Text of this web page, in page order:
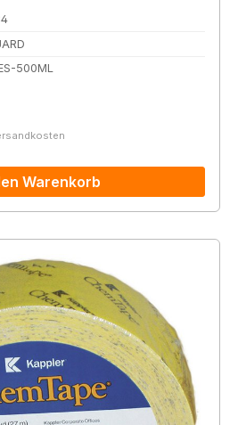
500ML
Warenkorb